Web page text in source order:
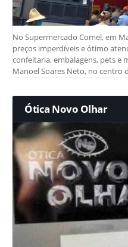
No Supermercado Comel, em
preços imperdíveis e ótimo
confeitaria, embalagens, pets e
Manoel Soares Neto, no centro
Ótica Novo Olhar